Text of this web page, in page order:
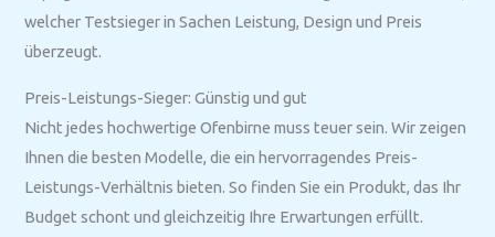
welcher Testsieger in Sachen Leistung, Design und Preis
überzeugt.
Preis-Leistungs-Sieger: Günstig und gut
Nicht jedes hochwertige Ofenbirne muss teuer sein. Wir zeigen
Ihnen die besten Modelle, die ein hervorragendes Preis-
Leistungs-Verhältnis bieten. So finden Sie ein Produkt, das Ihr
Budget schont und gleichzeitig Ihre Erwartungen erfüllt.